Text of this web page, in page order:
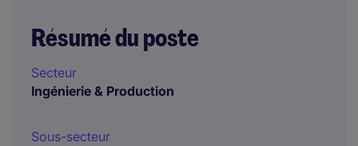
Résumé du poste
Secteur
Ingénierie & Production
Sous-secteur